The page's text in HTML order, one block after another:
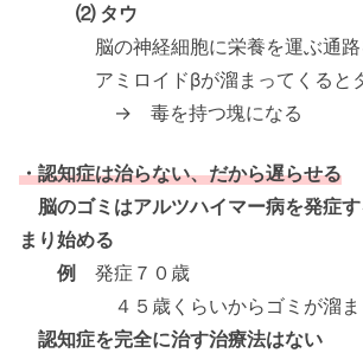
⑵ タウ
脳の神経細胞に栄養を運ぶ通路
アミロイドβが溜まってくると
→ 毒を持つ塊になる
・認知症は治らない、だから遅らせる
脳のゴミはアルツハイマー病を発症
まり始める
例 発症７０歳
４５歳くらいからゴミが溜ま
認知症を完全に治す治療法はない